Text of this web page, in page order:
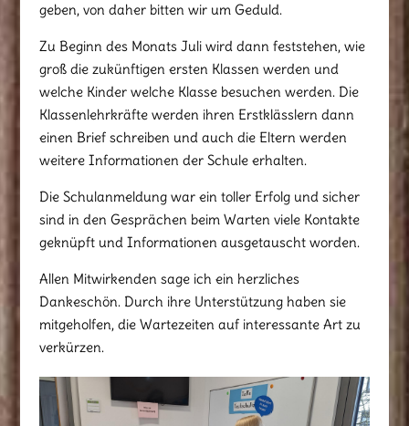
geben, von daher bitten wir um Geduld.
Zu Beginn des Monats Juli wird dann feststehen, wie
groß die zukünftigen ersten Klassen werden und
welche Kinder welche Klasse besuchen werden. Die
Klassenlehrkräfte werden ihren Erstklässlern dann
einen Brief schreiben und auch die Eltern werden
weitere Informationen der Schule erhalten.
Die Schulanmeldung war ein toller Erfolg und sicher
sind in den Gesprächen beim Warten viele Kontakte
geknüpft und Informationen ausgetauscht worden.
Allen Mitwirkenden sage ich ein herzliches
Dankeschön. Durch ihre Unterstützung haben sie
mitgeholfen, die Wartezeiten auf interessante Art zu
verkürzen.